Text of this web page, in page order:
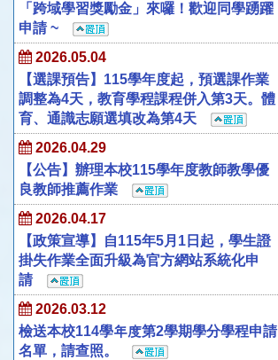
「跨域學習獎勵金」來囉！歡迎同學踴躍
申請 ~
2026.05.04
【選課預告】115學年度起，預選課作業
調整為4天，教育學程課程併入第3天。體
育、通識志願選填改為第4天
2026.04.29
【公告】辦理本校115學年度教師教學優
良教師推薦作業
2026.04.17
【政策宣導】自115年5月1日起，學生證
掛失作業全面升級為官方網站系統化申
請
2026.03.12
檢送本校114學年度第2學期學分學程申請
名單，請查照。